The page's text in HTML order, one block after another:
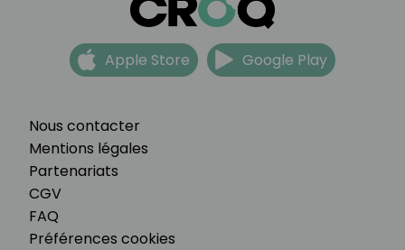
Nous contacter
Mentions légales
Partenariats
CGV
FAQ
Préférences cookies
Apple Store Google Play